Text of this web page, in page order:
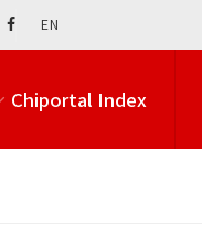
EN
Chiportal Index